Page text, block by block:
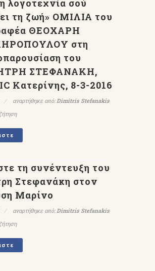
λογοτεχνία σού
τη ζωή» ΟΜΙΛΙΑ του
ΘΕΟΧΑΡΗ
στη
του
ΣΤΕΦΑΝΑΚΗ,
Κατερίνης, 8-3-2016
αναρτήθηκε από:Dimitris Stefanakis
τη συνέντευξη του
Στεφανάκη στον
Μαρίνο
αναρτήθηκε από:Dimitris Stefanakis